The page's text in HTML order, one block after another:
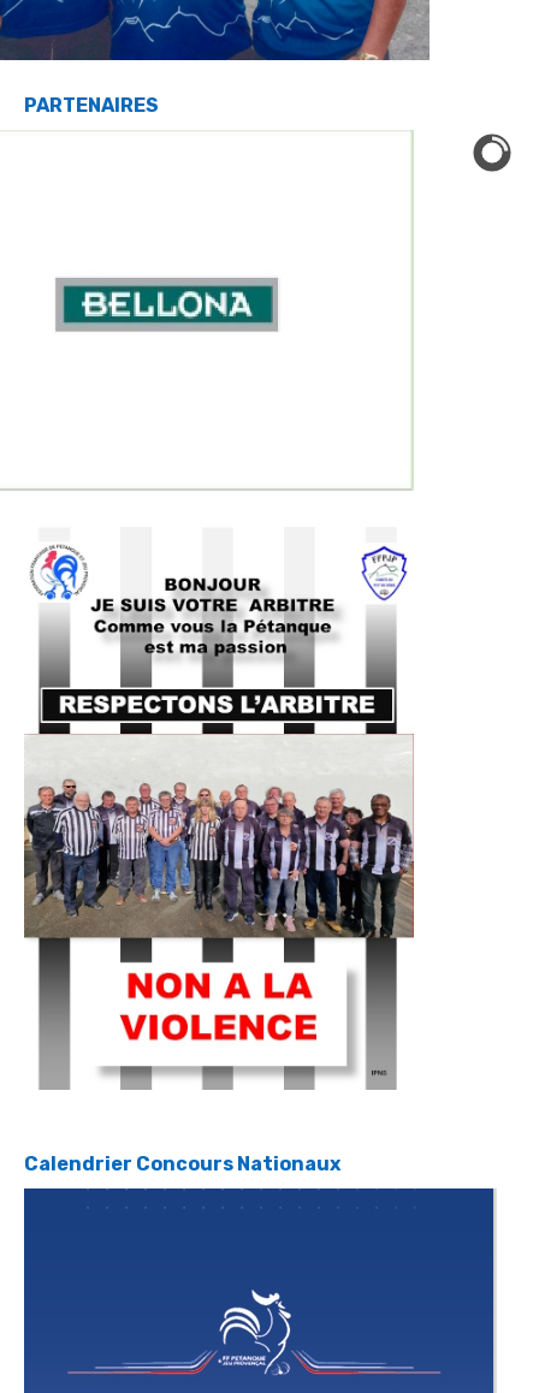
PARTENAIRES
Calendrier Concours Nationaux